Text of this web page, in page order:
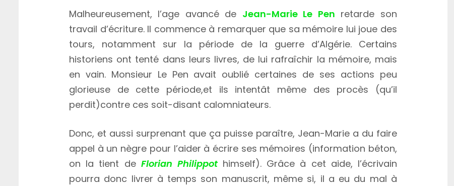
Malheureusement, l’age avancé de Jean-Marie Le Pen retarde son
travail d’écriture. Il commence à remarquer que sa mémoire lui joue des
tours, notamment sur la période de la guerre d’Algérie. Certains
historiens ont tenté dans leurs livres, de lui rafraîchir la mémoire, mais
en vain. Monsieur Le Pen avait oublié certaines de ses actions peu
glorieuse de cette période,et ils intentât même des procès (qu’il
perdit)contre ces soit-disant calomniateurs.
Donc, et aussi surprenant que ça puisse paraître, Jean-Marie a du faire
appel à un nègre pour l’aider à écrire ses mémoires (information béton,
on la tient de Florian Philippothimself). Grâce à cet aide, l’écrivain
pourra donc livrer à temps son manuscrit, même si, il a eu du mal à